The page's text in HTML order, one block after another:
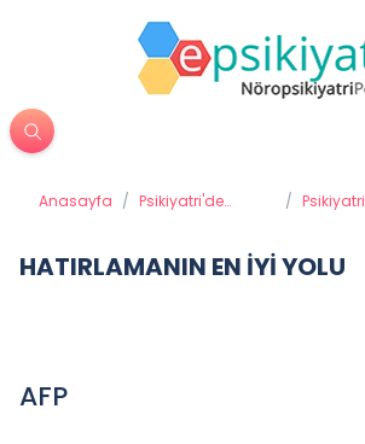
Anasayfa / Psikiyatri'de
/ Psikiyatri
HATIRLAMANIN EN İYİ YOLU
AFP